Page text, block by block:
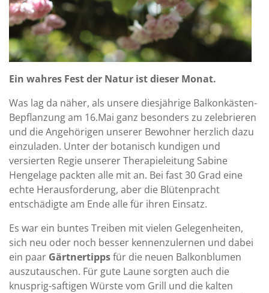
Ein wahres Fest der Natur ist dieser Monat.
Was lag da näher, als unsere diesjährige Balkonkästen-
Bepflanzung am 16.Mai ganz besonders zu zelebrieren
und die Angehörigen unserer Bewohner herzlich dazu
einzuladen. Unter der botanisch kundigen und
versierten Regie unserer Therapieleitung Sabine
Hengelage packten alle mit an. Bei fast 30 Grad eine
echte Herausforderung, aber die Blütenpracht
entschädigte am Ende alle für ihren Einsatz.
Es war ein buntes Treiben mit vielen Gelegenheiten,
sich neu oder noch besser kennenzulernen und dabei
ein paar Gärtnertippsfür die neuen Balkonblumen
auszutauschen. Für gute Laune sorgten auch die
knusprig-saftigen Würste vom Grill und die kalten